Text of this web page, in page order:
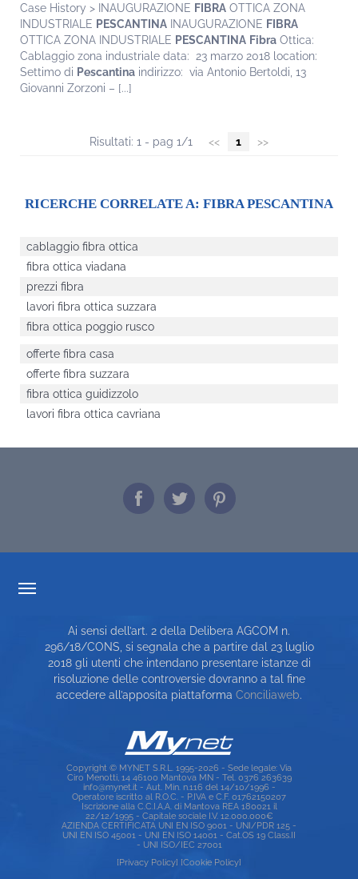
Case History > INAUGURAZIONE FIBRA OTTICA ZONA
INDUSTRIALE PESCANTINA INAUGURAZIONE FIBRA
OTTICA ZONA INDUSTRIALE PESCANTINA Fibra Ottica:
Cablaggio zona industriale data: 23 marzo 2018 location:
Settimo di Pescantina indirizzo: via Antonio Bertoldi, 13
Giovanni Zorzoni – [...]
Risultati: 1 - pag 1/1 << 1 >>
RICERCHE CORRELATE A: FIBRA PESCANTINA
cablaggio fibra ottica
fibra ottica viadana
prezzi fibra
lavori fibra ottica suzzara
fibra ottica poggio rusco
offerte fibra casa
offerte fibra suzzara
fibra ottica guidizzolo
lavori fibra ottica cavriana
CARTA DEI SERVIZI
TOP RICERCHE
SITE MAP
Ai sensi dell’art. 2 della Delibera AGCOM n.
296/18/CONS, si segnala che a partire dal 23 luglio
2018 gli utenti che intendano presentare istanze di
risoluzione delle controversie dovranno a tal fine
accedere all’apposita piattaforma Conciliaweb.
Copyright © MYNET S.R.L. 1995-2026 - Sede legale: Via
Ciro Menotti, 14 46100 Mantova MN - Tel. 0376 263639
info@mynet.it - Aut. Min. n.116 del 14/10/1996 -
Operatore iscritto al R.O.C. - P.IVA e C.F. 01762150207
Iscrizione alla C.C.I.A.A. di Mantova REA 180021 il
22/12/1995 - Capitale sociale I.V. 12.000.000€
AZIENDA CERTIFICATA UNI EN ISO 9001 - UNI/PDR 125 -
UNI EN ISO 45001 - UNI EN ISO 14001 - Cat.OS 19 Class.II
- UNI ISO/IEC 27001
[Privacy Policy] [Cookie Policy]